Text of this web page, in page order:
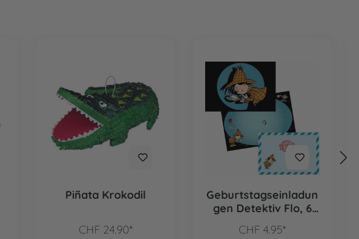
Piñata Krokodil
CHF 24.90*
Geburtstagseinladun
gen Detektiv Flo, 6
CHF 4.95*